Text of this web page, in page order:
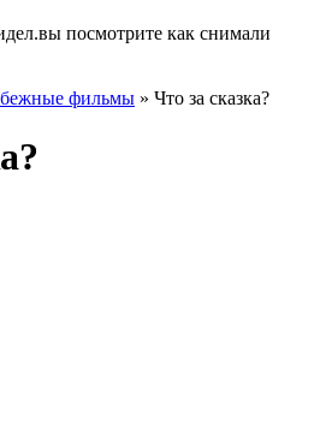
посмотрите как снимали
фильмы » Что за сказка?